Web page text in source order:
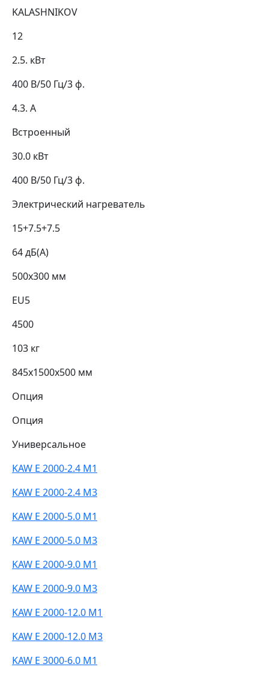
KALASHNIKOV
12
2.5. кВт
400 В/50 Гц/3 ф.
4.3. А
Встроенный
30.0 кВт
400 В/50 Гц/3 ф.
Электрический нагреватель
15+7.5+7.5
64 дБ(А)
500х300 мм
EU5
4500
103 кг
845х1500х500 мм
Опция
Опция
Универсальное
KAW E 2000-2.4 M1
KAW E 2000-2.4 M3
KAW E 2000-5.0 M1
KAW E 2000-5.0 M3
KAW E 2000-9.0 M1
KAW E 2000-9.0 M3
KAW E 2000-12.0 M1
KAW E 2000-12.0 M3
KAW E 3000-6.0 M1